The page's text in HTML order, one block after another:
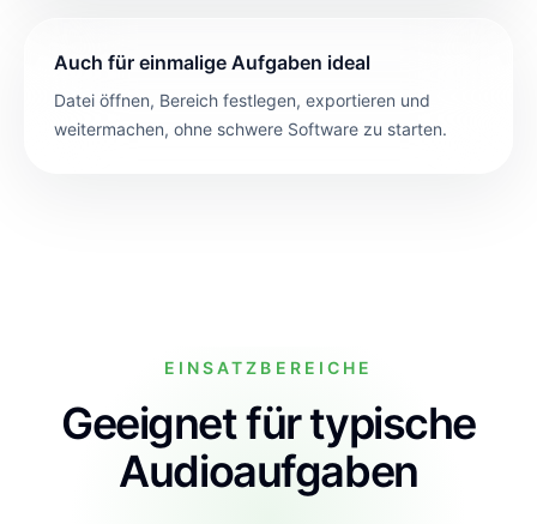
Auch für einmalige Aufgaben ideal
Datei öffnen, Bereich festlegen, exportieren und
weitermachen, ohne schwere Software zu starten.
EINSATZBEREICHE
Geeignet für typische
Audioaufgaben